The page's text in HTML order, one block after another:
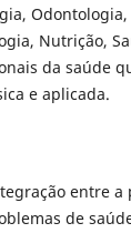
Nutrição,
da saúde
e aplicada.
entre a
de